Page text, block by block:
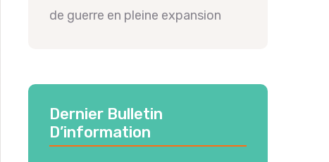
de guerre en pleine expansion
Dernier Bulletin
D’information